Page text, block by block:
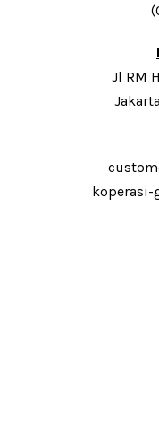
Jl RM
koperasi-